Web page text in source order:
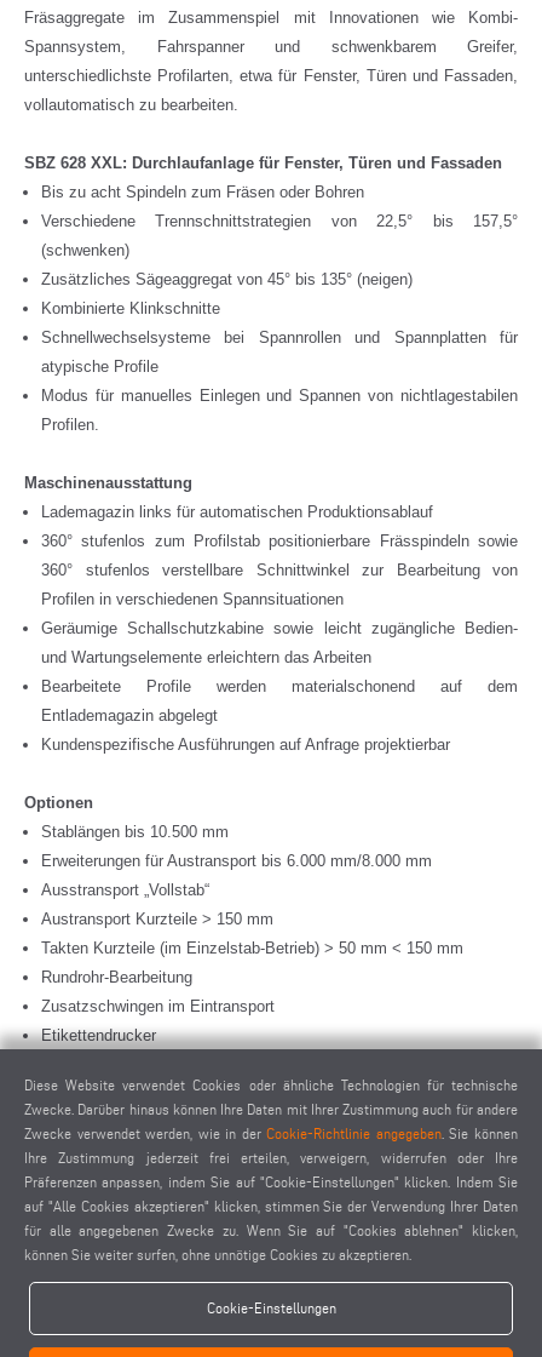
Fräsaggregate im Zusammenspiel mit Innovationen wie Kombi-
Spannsystem, Fahrspanner und schwenkbarem Greifer,
unterschiedlichste Profilarten, etwa für Fenster, Türen und Fassaden,
vollautomatisch zu bearbeiten.
SBZ 628 XXL: Durchlaufanlage für Fenster, Türen und Fassaden
Bis zu acht Spindeln zum Fräsen oder Bohren
Verschiedene Trennschnittstrategien von 22,5° bis 157,5°
(schwenken)
Zusätzliches Sägeaggregat von 45° bis 135° (neigen)
Kombinierte Klinkschnitte
Schnellwechselsysteme bei Spannrollen und Spannplatten für
atypische Profile
Modus für manuelles Einlegen und Spannen von nichtlagestabilen
Profilen.
Maschinenausstattung
Lademagazin links für automatischen Produktionsablauf
360° stufenlos zum Profilstab positionierbare Frässpindeln sowie
360° stufenlos verstellbare Schnittwinkel zur Bearbeitung von
Profilen in verschiedenen Spannsituationen
Geräumige Schallschutzkabine sowie leicht zugängliche Bedien-
und Wartungselemente erleichtern das Arbeiten
Bearbeitete Profile werden materialschonend auf dem
Entlademagazin abgelegt
Kundenspezifische Ausführungen auf Anfrage projektierbar
Optionen
Stablängen bis 10.500 mm
Erweiterungen für Austransport bis 6.000 mm/8.000 mm
Ausstransport „Vollstab“
Austransport Kurzteile > 150 mm
Takten Kurzteile (im Einzelstab-Betrieb) > 50 mm < 150 mm
Rundrohr-Bearbeitung
Zusatzschwingen im Eintransport
Etikettendrucker
Klimagerät, Schaltschrank für Umgebungstemperatur< 35 °C
Sägeblätter
ANGEBOT ANFORDERN
Diese Website verwendet Cookies oder ähnliche Technologien für technische
Zwecke. Darüber hinaus können Ihre Daten mit Ihrer Zustimmung auch für andere
Zwecke verwendet werden, wie in derCookie-Richtlinie angegeben. Sie können
Ihre Zustimmung jederzeit frei erteilen, verweigern, widerrufen oder Ihre
Präferenzen anpassen, indem Sie auf "Cookie-Einstellungen" klicken. Indem Sie
auf "Alle Cookies akzeptieren" klicken, stimmen Sie der Verwendung Ihrer Daten
für alle angegebenen Zwecke zu. Wenn Sie auf "Cookies ablehnen" klicken,
können Sie weiter surfen, ohne unnötige Cookies zu akzeptieren.
Cookie-Einstellungen